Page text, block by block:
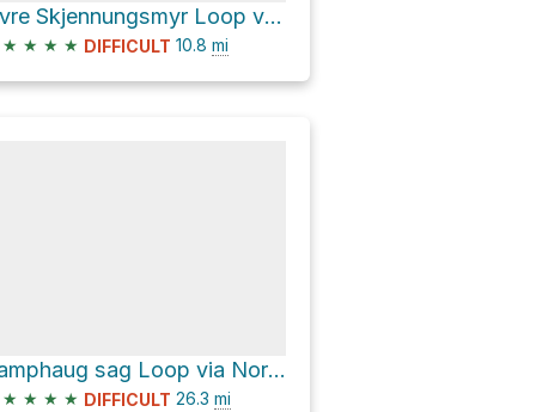
Øvre Skjennungsmyr Loop via Ankerveien and Seterveien
★ ★ ★ ★ DIFFICULT 10.8 mi
Kamphaug sag Loop via Nordmarksveien
★ ★ ★ ★ DIFFICULT 26.3 mi